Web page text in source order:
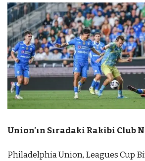
Union’ın Sıradaki Rakibi Club
Philadelphia Union, Leagues Cup